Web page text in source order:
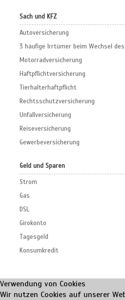
Sach und KFZ
Autoversicherung
3 häufige Irrtümer beim Wechsel
Motorradversicherung
Haftpflichtversicherung
Tierhalterhaftpflicht
Rechtsschutzversicherung
Unfallversicherung
Reiseversicherung
Gewerbeversicherung
Geld und Sparen
Strom
Gas
DSL
Girokonto
Tagesgeld
Konsumkredit
Verwendung von Cookies
Wir nutzen Cookies auf unserer